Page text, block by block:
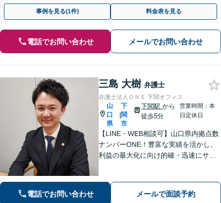
事業承継にも対応【休日・夜間相談可】
事例を見る(1件) 料金表を見る
電話でお問い合わせ メールでお問い合わせ
三島 大樹 弁護士
弁護士法人ＯＮＥ 下関オフィス
山
口
県
|
下
関
市
下関駅から
徒歩5分
営業時間：本
日定休日
【LINE・WEB相談可】山口県内拠点数
ナンバーONE！豊富な実績を活かし、
利益の最大化に向け的確・迅速にサポ
問題／交通事故等、あなたの味方とし
て尽力します【完全個室】【下関駅5
電話でお問い合わせ メールで面談予約